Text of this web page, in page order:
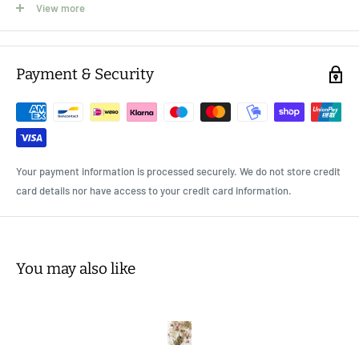
Ontworpen op basis van een achthoek, OCT is een koffiecollectie
subtiele details die zorgen voor comfort bij het zetten en drinken
φ95 x H115 x W145 mm / 700 ml
glas | vaatwasmachinebestendig | Made in Japan
Alleen gebruiken voor de beoogde doeleinden. Verwarm niet in de
View more
Payment & Security
Your payment information is processed securely. We do not store credit
card details nor have access to your credit card information.
You may also like